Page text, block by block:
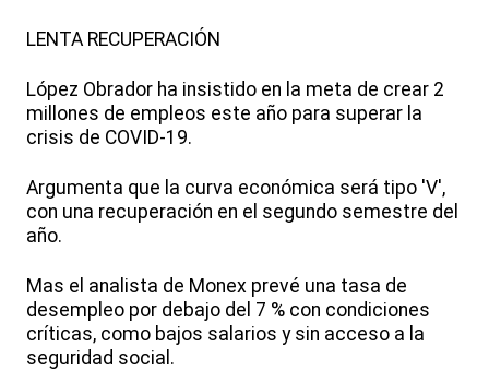
LENTA RECUPERACIÓN
López Obrador ha insistido en la meta de crear 2
millones de empleos este año para superar la
crisis de COVID-19.
Argumenta que la curva económica será tipo 'V',
con una recuperación en el segundo semestre del
año.
Mas el analista de Monex prevé una tasa de
desempleo por debajo del 7 % con condiciones
críticas, como bajos salarios y sin acceso a la
seguridad social.